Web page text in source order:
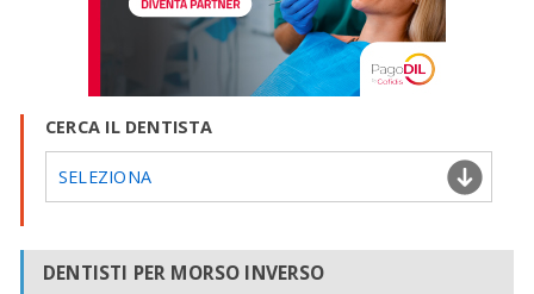
CERCA IL DENTISTA
SELEZIONA
DENTISTI PER MORSO INVERSO